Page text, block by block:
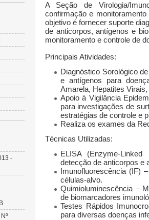
A Seção de Virologia/
confirmação e
objetivo é fornecer suporte
de anticorpos, antígenos e
monitoramento e controle de
Principais Atividades:
Diagnóstico Sorológico
e antígenos para
Amarela, Hepatites
Apoio à Vigilância
para investigações de
estratégias de controle e
Realiza os exames da
Técnicas Utilizadas:
ELISA (Enzyme-Linked
detecção de anticorpos e
Imunofluorescência (IF)
células-alvo.
Quimioluminescência–
de biomarcadores
Testes Rápidos
para diversas doenças
-